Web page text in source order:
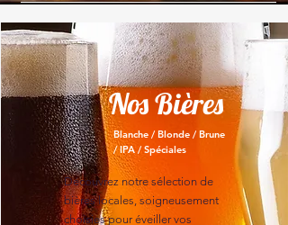
Découvrez notre sélection de
bières locales, soigneusement
choisies pour éveiller vos
Blanche / Blonde / Brune
/ IPA / Spéciales
Nos Bières